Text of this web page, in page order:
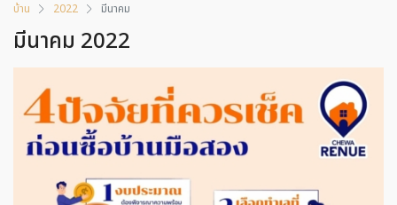
บ้าน 2022 มีนาคม
มีนาคม 2022